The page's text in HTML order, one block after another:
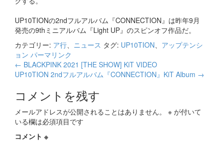
UP10TIONの2ndフルアルバム『CONNECTION』は昨年9月
発売の9thミニアルバム『Light UP』のスピンオフ作品だ。
カテゴリー: ア行、 ニュース タグ: UP10TION、 アップテンシ
ョン パーマリンク
投
稿
ナ
ビ
ゲ
← BLACKPINK 2021 [THE SHOW] KiT VIDEO
UP10TION 2ndフルアルバム『CONNECTION』KiT Album →
コメントを残す
メールアドレスが公開されることはありません。 ※ が付いて
いる欄は必須項目です
コメント ※